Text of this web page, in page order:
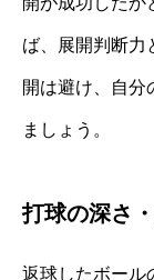
ば、展開判断力
開は避け、自分
ましょう。
打球の深さ
返球したボール